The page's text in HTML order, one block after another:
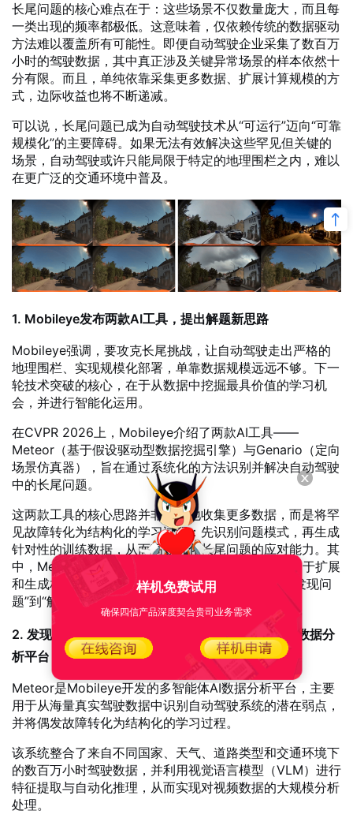
长尾问题的核心难点在于：这些场景不仅数量庞大，而且每
一类出现的频率都极低。这意味着，仅依赖传统的数据驱动
方法难以覆盖所有可能性。即便自动驾驶企业采集了数百万
小时的驾驶数据，其中真正涉及关键异常场景的样本依然十
分有限。而且，单纯依靠采集更多数据、扩展计算规模的方
式，边际收益也将不断递减。
可以说，长尾问题已成为自动驾驶技术从“可运行”迈向“可靠
规模化”的主要障碍。如果无法有效解决这些罕见但关键的
场景，自动驾驶或许只能局限于特定的地理围栏之内，难以
在更广泛的交通环境中普及。
1. Mobileye发布两款AI工具，提出解题新思路
Mobileye强调，要攻克长尾挑战，让自动驾驶走出严格的
地理围栏、实现规模化部署，单靠数据规模远远不够。下一
轮技术突破的核心，在于从数据中挖掘最具价值的学习机
会，并进行智能化运用。
在CVPR 2026上，Mobileye介绍了两款AI工具——
Meteor（基于假设驱动型数据挖掘引擎）与Genario（定向
场景仿真器），旨在通过系统化的方法识别并解决自动驾驶
中的长尾问题。
这两款工具的核心思路并非简单地收集更多数据，而是将罕
见故障转化为结构化的学习过程：先识别问题模式，再生成
针对性的训练数据，从而高效优化长尾问题的应对能力。其
中，Meteor负责发现问题并分析原因，Genario则用于扩展
和生成相关训练场景。两者形成互补，共同构建从“发现问
题”到“解决问题”的完整闭环。
2. 发现问题的Meteor：全流程自动化的多智能体AI数据分
析平台
Meteor是Mobileye开发的多智能体AI数据分析平台，主要
用于从海量真实驾驶数据中识别自动驾驶系统的潜在弱点，
并将偶发故障转化为结构化的学习过程。
该系统整合了来自不同国家、天气、道路类型和交通环境下
的数百万小时驾驶数据，并利用视觉语言模型（VLM）进行
特征提取与自动化推理，从而实现对视频数据的大规模分析
处理。
样机免费试用
确保四信产品深度契合贵司业务需求